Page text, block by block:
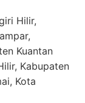
Hilir,
Kuantan
Kabupaten
Kota